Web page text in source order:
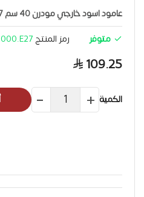
عامود اسود خارجي مودرن 40 سم E27 فومجالي - ايطالي
متوفر
رمز المنتج
109.25
الكمية